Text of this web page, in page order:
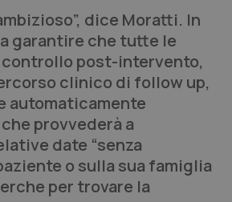
dice Moratti. In
garantire che tutte le
post-intervento,
clinico di follow up,
automaticamente
provvederà a
date “senza
o sulla sua famiglia
per trovare la